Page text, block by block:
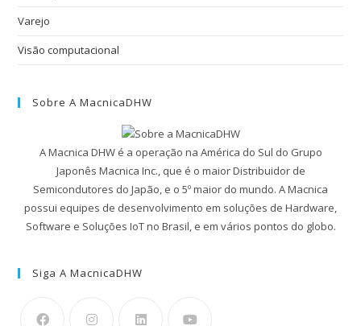
Varejo
Visão computacional
Sobre A MacnicaDHW
A Macnica DHW é a operação na América do Sul do Grupo
Japonês Macnica Inc., que é o maior Distribuidor de
Semicondutores do Japão, e o 5º maior do mundo. A Macnica
possui equipes de desenvolvimento em soluções de Hardware,
Software e Soluções IoT no Brasil, e em vários pontos do globo.
Siga A MacnicaDHW